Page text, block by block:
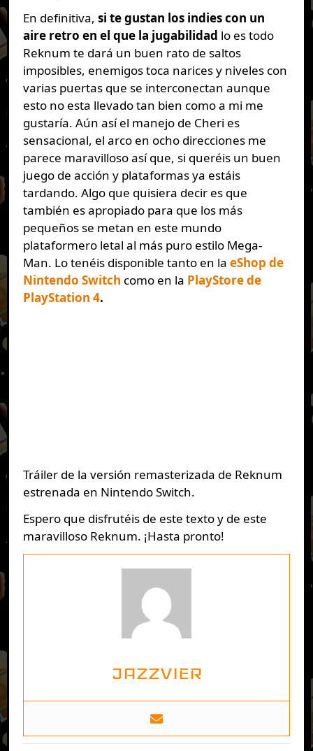
En definitiva, si te gustan los indies con un
aire retro en el que la jugabilidad lo es todo
Reknum te dará un buen rato de saltos
imposibles, enemigos toca narices y niveles con
varias puertas que se interconectan aunque
esto no esta llevado tan bien como a mi me
gustaría. Aún así el manejo de Cheri es
sensacional, el arco en ocho direcciones me
parece maravilloso así que, si queréis un buen
juego de acción y plataformas ya estáis
tardando. Algo que quisiera decir es que
también es apropiado para que los más
pequeños se metan en este mundo
plataformero letal al más puro estilo Mega-
Man. Lo tenéis disponible tanto en la eShop de
Nintendo Switch como en la PlayStore de
PlayStation 4.
Tráiler de la versión remasterizada de Reknum
estrenada en Nintendo Switch.
Espero que disfrutéis de este texto y de este
maravilloso Reknum. ¡Hasta pronto!
JAZZVIER